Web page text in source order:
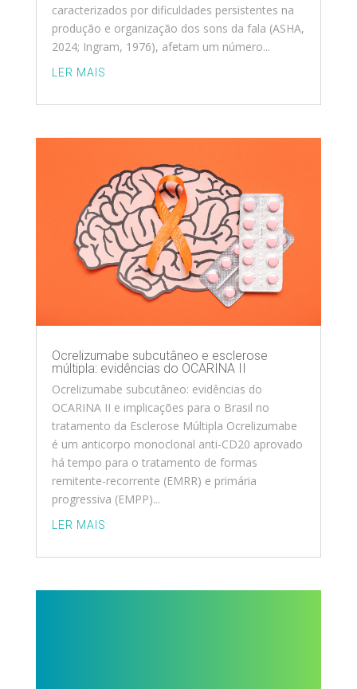
caracterizados por dificuldades persistentes na
produção e organização dos sons da fala (ASHA,
2024; Ingram, 1976), afetam um número...
LER MAIS
Ocrelizumabe subcutâneo e esclerose
múltipla: evidências do OCARINA II
Ocrelizumabe subcutâneo: evidências do
OCARINA II e implicações para o Brasil no
tratamento da Esclerose Múltipla Ocrelizumabe
é um anticorpo monoclonal anti-CD20 aprovado
há tempo para o tratamento de formas
remitente-recorrente (EMRR) e primária
progressiva (EMPP)...
LER MAIS